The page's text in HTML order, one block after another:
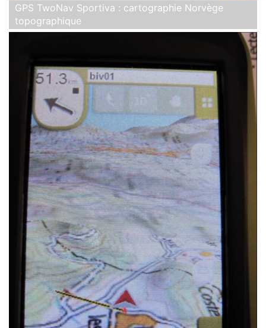
GPS TwoNav Sportiva : cartographie Norvège
topographique